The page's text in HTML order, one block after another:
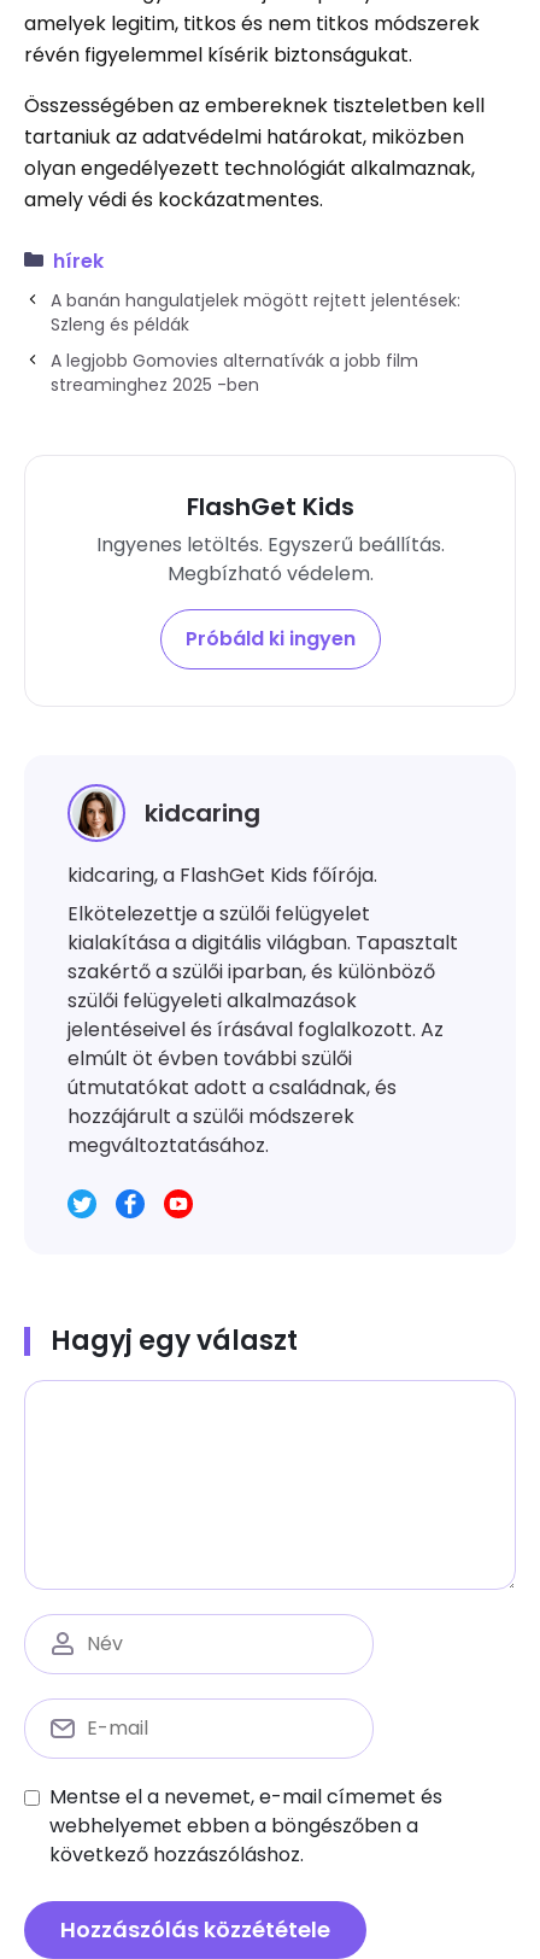
amelyek legitim, titkos és nem titkos módszerek
révén figyelemmel kísérik biztonságukat.
Összességében az embereknek tiszteletben kell
tartaniuk az adatvédelmi határokat, miközben
olyan engedélyezett technológiát alkalmaznak,
amely védi és kockázatmentes.
hírek
A banán hangulatjelek mögött rejtett jelentések:
Szleng és példák
A legjobb Gomovies alternatívák a jobb film
streaminghez 2025 -ben
FlashGet Kids
Ingyenes letöltés. Egyszerű beállítás.
Megbízható védelem.
Próbáld ki ingyen
kidcaring
kidcaring, a FlashGet Kids főírója.
Elkötelezettje a szülői felügyelet
kialakítása a digitális világban. Tapasztalt
szakértő a szülői iparban, és különböző
szülői felügyeleti alkalmazások
jelentéseivel és írásával foglalkozott. Az
elmúlt öt évben további szülői
útmutatókat adott a családnak, és
hozzájárult a szülői módszerek
megváltoztatásához.
Hagyj egy választ
Mentse el a nevemet, e-mail címemet és
webhelyemet ebben a böngészőben a
következő hozzászóláshoz.